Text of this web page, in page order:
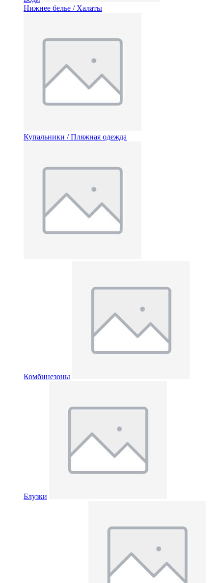
Нижнее белье / Халаты
Купальники / Пляжная одежда
Комбинезоны
Блузки